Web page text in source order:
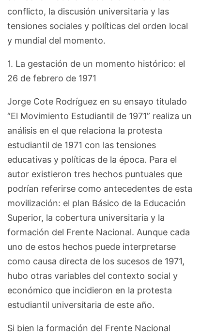
conflicto, la discusión universitaria y las
tensiones sociales y políticas del orden local
y mundial del momento.
1. La gestación de un momento histórico: el
26 de febrero de 1971
Jorge Cote Rodríguez en su ensayo titulado
“El Movimiento Estudiantil de 1971” realiza un
análisis en el que relaciona la protesta
estudiantil de 1971 con las tensiones
educativas y políticas de la época. Para el
autor existieron tres hechos puntuales que
podrían referirse como antecedentes de esta
movilización: el plan Básico de la Educación
Superior, la cobertura universitaria y la
formación del Frente Nacional. Aunque cada
uno de estos hechos puede interpretarse
como causa directa de los sucesos de 1971,
hubo otras variables del contexto social y
económico que incidieron en la protesta
estudiantil universitaria de este año.
Si bien la formación del Frente Nacional